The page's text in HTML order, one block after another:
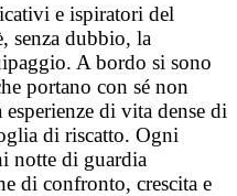
e ispiratori del
senza dubbio, la
A bordo si sono
portano con sé non
di vita dense di
di riscatto. Ogni
notte di guardia
di confronto, crescita e